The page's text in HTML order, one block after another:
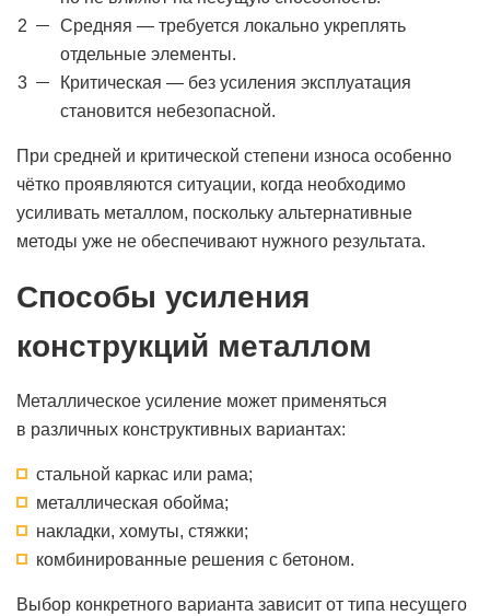
Средняя — требуется локально укреплять
отдельные элементы.
Критическая — без усиления эксплуатация
становится небезопасной.
При средней и критической степени износа особенно
чётко проявляются ситуации, когда необходимо
усиливать металлом, поскольку альтернативные
методы уже не обеспечивают нужного результата.
Способы усиления
конструкций металлом
Металлическое усиление может применяться
в различных конструктивных вариантах:
стальной каркас или рама;
металлическая обойма;
накладки, хомуты, стяжки;
комбинированные решения с бетоном.
Выбор конкретного варианта зависит от типа несущего